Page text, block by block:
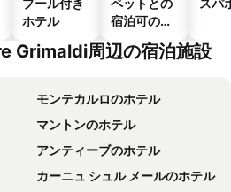
ホテル
宿泊可のホ
Grimaldi周辺の宿泊施設
モンテカルロのホテル
マントンのホテル
アンティーブのホテル
カーニュ シュル メールのホテル